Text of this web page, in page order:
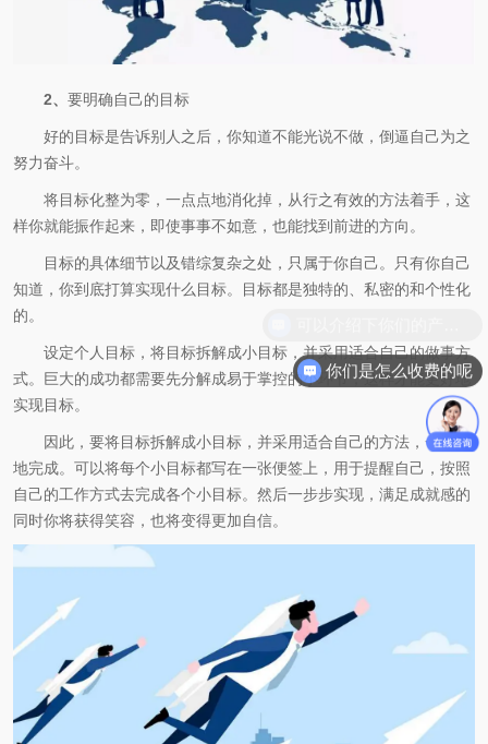
2、 要明确自己的目标
好的目标是告诉别人之后，你知道不能光说不做，倒逼自己为之
努力奋斗。
将目标化整为零，一点点地消化掉，从行之有效的方法着手，这
样你就能振作起来，即使事事不如意，也能找到前进的方向。
目标的具体细节以及错综复杂之处，只属于你自己。只有你自己
知道，你到底打算实现什么目标。目标都是独特的、私密的和个性化
的。
设定个人目标，将目标拆解成小目标，并采用适合自己的做事方
式。巨大的成功都需要先分解成易于掌控的小环节，这样才能更好地
实现目标。
因此，要将目标拆解成小目标，并采用适合自己的方法，一个个
地完成。可以将每个小目标都写在一张便签上，用于提醒自己，按照
自己的工作方式去完成各个小目标。然后一步步实现，满足成就感的
同时你将获得笑容，也将变得更加自信。
你们是怎么收费的呢